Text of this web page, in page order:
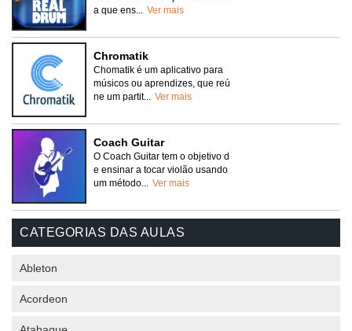
a que ens... Ver mais
Chromatik
Chomatik é um aplicativo para
músicos ou aprendizes, que reú
ne um partit... Ver mais
Coach Guitar
O Coach Guitar tem o objetivo d
e ensinar a tocar violão usando
um método... Ver mais
CATEGORIAS DAS AULAS
Ableton
Acordeon